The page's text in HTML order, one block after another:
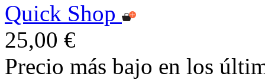
Quick Shop
25,00 €
Precio más bajo en los